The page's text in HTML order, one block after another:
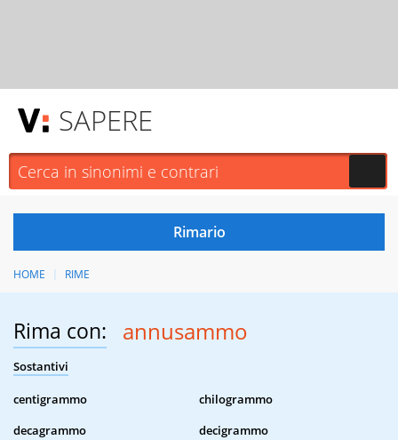
SAPERE
HOME RIME
Rima con: annusammo
Sostantivi
centigrammo
chilogrammo
decagrammo
decigrammo